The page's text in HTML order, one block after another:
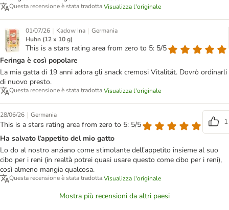
Questa recensione è stata tradotta.Visualizza l'originale
01/07/26 | Kadow Ina | Germania
Huhn (12 x 10 g)
This is a stars rating area from zero to 5: 5/5
Feringa è così popolare
La mia gatta di 19 anni adora gli snack cremosi Vitalität. Dovrò ordinarli
di nuovo presto.
Questa recensione è stata tradotta.Visualizza l'originale
28/06/26 | Germania
This is a stars rating area from zero to 5: 5/5
1
Ha salvato l’appetito del mio gatto
Lo do al nostro anziano come stimolante dell’appetito insieme al suo
cibo per i reni (in realtà potrei quasi usare questo come cibo per i reni),
così almeno mangia qualcosa.
Questa recensione è stata tradotta.Visualizza l'originale
Mostra più recensioni da altri paesi